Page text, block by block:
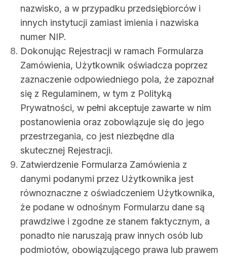
nazwisko, a w przypadku przedsiębiorców i
innych instytucji zamiast imienia i nazwiska
numer NIP.
Dokonując Rejestracji w ramach Formularza
Zamówienia, Użytkownik oświadcza poprzez
zaznaczenie odpowiedniego pola, że zapoznał
się z Regulaminem, w tym z Polityką
Prywatności, w pełni akceptuje zawarte w nim
postanowienia oraz zobowiązuje się do jego
przestrzegania, co jest niezbędne dla
skutecznej Rejestracji.
Zatwierdzenie Formularza Zamówienia z
danymi podanymi przez Użytkownika jest
równoznaczne z oświadczeniem Użytkownika,
że podane w odnośnym Formularzu dane są
prawdziwe i zgodne ze stanem faktycznym, a
ponadto nie naruszają praw innych osób lub
podmiotów, obowiązującego prawa lub prawem